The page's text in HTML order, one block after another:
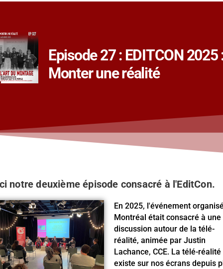
Episode 27 : EDITCON 2025
Monter une réalité
notre deuxième épisode consacré à l'EditCon.
En 2025, l'événement
Montréal était consacré à une
discussion autour de la télé-
réalité, animée par Justin
Lachance, CCE. La télé-réalité
existe sur nos écrans depuis